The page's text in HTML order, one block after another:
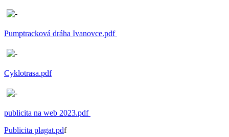
Pumptracková dráha Ivanovce.pdf
Cyklotrasa.pdf
publicita na web 2023.pdf
Publicita plagat.pdf